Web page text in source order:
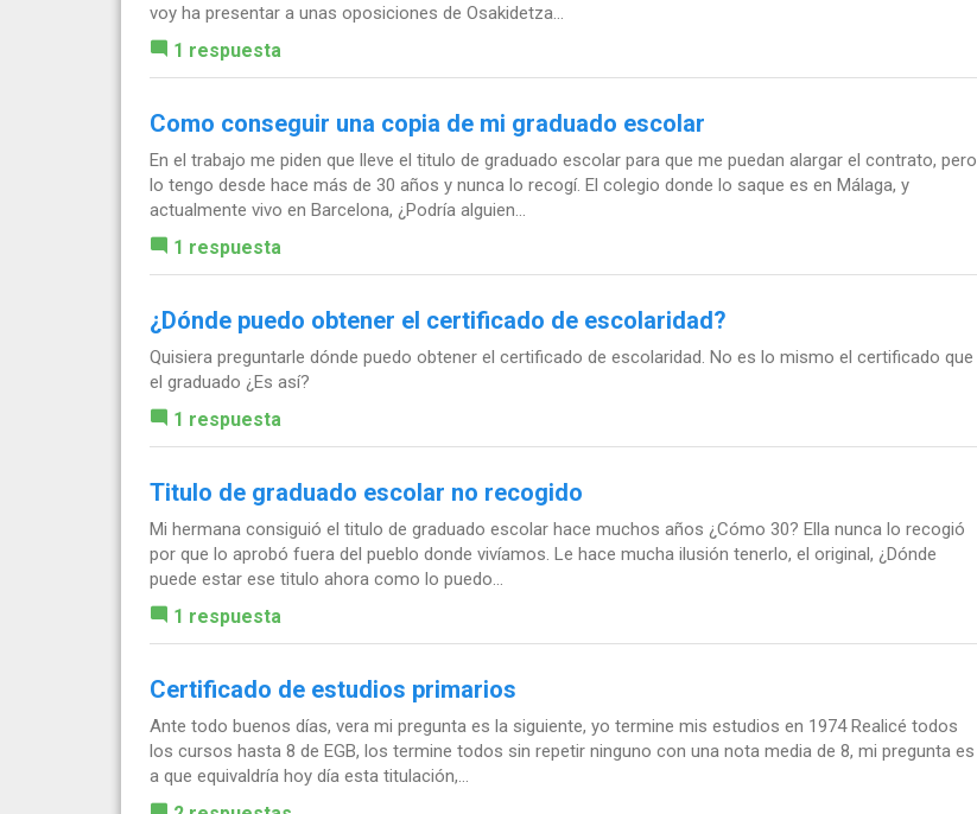
voy ha presentar a unas oposiciones de Osakidetza...
1 respuesta
Como conseguir una copia de mi graduado escolar
En el trabajo me piden que lleve el titulo de graduado escolar para que me puedan alargar el contrato, pero
lo tengo desde hace más de 30 años y nunca lo recogí. El colegio donde lo saque es en Málaga, y
actualmente vivo en Barcelona, ¿Podría alguien...
1 respuesta
¿Dónde puedo obtener el certificado de escolaridad?
Quisiera preguntarle dónde puedo obtener el certificado de escolaridad. No es lo mismo el certificado que
el graduado ¿Es así?
1 respuesta
Titulo de graduado escolar no recogido
Mi hermana consiguió el titulo de graduado escolar hace muchos años ¿Cómo 30? Ella nunca lo recogió
por que lo aprobó fuera del pueblo donde vivíamos. Le hace mucha ilusión tenerlo, el original, ¿Dónde
puede estar ese titulo ahora como lo puedo...
1 respuesta
Certificado de estudios primarios
Ante todo buenos días, vera mi pregunta es la siguiente, yo termine mis estudios en 1974 Realicé todos
los cursos hasta 8 de EGB, los termine todos sin repetir ninguno con una nota media de 8, mi pregunta es
a que equivaldría hoy día esta titulación,...